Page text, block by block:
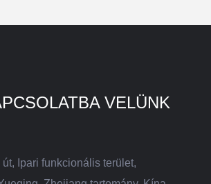
VELÜNK
Ipari funkcionális terület,